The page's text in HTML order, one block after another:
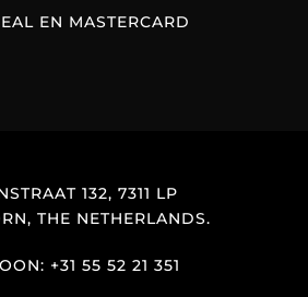
EN MASTERCARD
132, 7311 LP
THE NETHERLANDS.
+31 55 52 21 351